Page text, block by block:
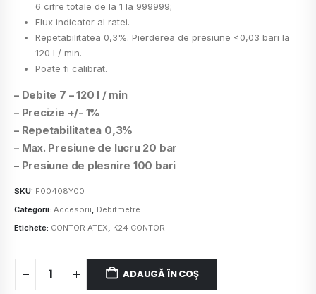
6 cifre totale de la 1 la 999999;
Flux indicator al ratei.
Repetabilitatea 0,3%. Pierderea de presiune <0,03 bari la
120 l / min.
Poate fi calibrat.
– Debite 7 – 120 l / min
– Precizie +/- 1%
– Repetabilitatea 0,3%
– Max. Presiune de lucru 20 bar
– Presiune de plesnire 100 bari
SKU: F00408Y00
Categorii: Accesorii, Debitmetre
Etichete: CONTOR ATEX, K24 CONTOR
ADAUGĂ ÎN COȘ